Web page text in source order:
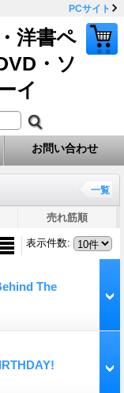
PCサイト
洋書ペ
・ソ
イ
お問い合わせ
一覧
売れ筋順
表示件数:
The